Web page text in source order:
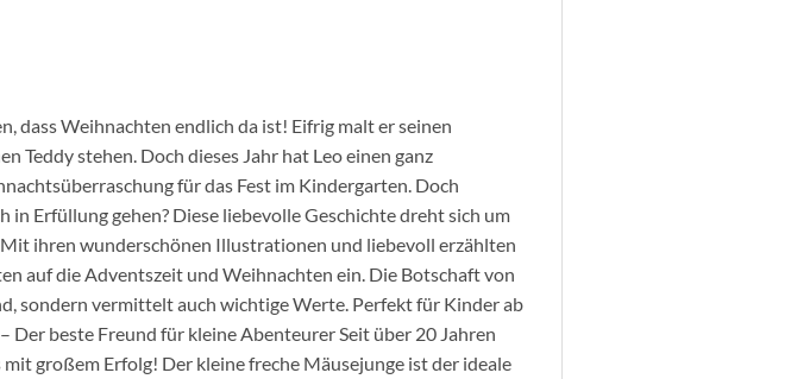
dass Weihnachten endlich da ist! Eifrig malt er seinen
Teddy stehen. Doch dieses Jahr hat Leo einen ganz
für das Fest im Kindergarten. Doch
Erfüllung gehen? Diese liebevolle Geschichte dreht sich um
ihren wunderschönen Illustrationen und liebevoll erzählten
auf die Adventszeit und Weihnachten ein. Die Botschaft von
sondern vermittelt auch wichtige Werte. Perfekt für Kinder ab
Der beste Freund für kleine Abenteurer Seit über 20 Jahren
großem Erfolg! Der kleine freche Mäusejunge ist der ideale